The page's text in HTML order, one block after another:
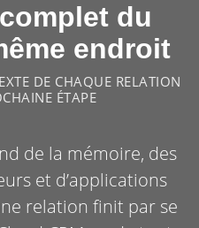
du
endroit
DE CHAQUE RELATION
ÉTAPE
de la mémoire, des
et d’applications
relation finit par se